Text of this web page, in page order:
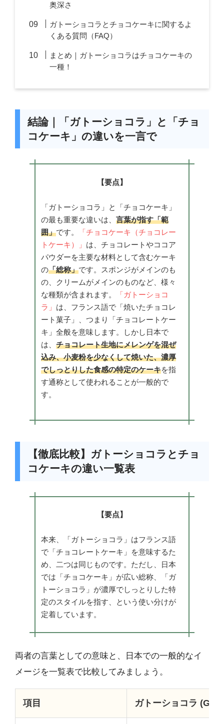
奥深さ
ガトーショコラとチョコケーキに関するよ
くある質問（FAQ）
まとめ｜ガトーショコラはチョコケーキの
一種！
結論｜「ガトーショコラ」と「チョ
コケーキ」の違いを一言で
【要点】
「ガトーショコラ」と「チョコケーキ」
の最も重要な違いは、 言葉が指す「範
囲」です。
「チョコケーキ（チョコレー
トケーキ）」 は、チョコレートやココア
パウダーを主要な材料として含むケーキ
の「総称」です。スポンジがメインのも
の、クリームがメインのものなど、様々
な種類が含まれます。
「ガトーショコ
ラ」 は、フランス語で「焼いたチョコレ
ート菓子」、つまり「チョコレートケー
キ」全般を意味します。しかし日本で
は、 チョコレート生地にメレンゲを混ぜ
込み、小麦粉を少なくして焼いた、濃厚
でしっとりした食感の特定のケーキを指
す通称として使われることが一般的で
す。
【徹底比較】ガトーショコラとチョ
コケーキの違い一覧表
【要点】
本来、「ガトーショコラ」はフランス語
で「チョコレートケーキ」を意味するた
め、二つは同じものです。ただし、日本
では「チョコケーキ」が広い総称、「ガ
トーショコラ」が濃厚でしっとりした特
定のスタイルを指す、という使い分けが
定着しています。
両者の言葉としての意味と、日本での一般的なイ
メージを一覧表で比較してみましょう。
項目 ガトーショコラ